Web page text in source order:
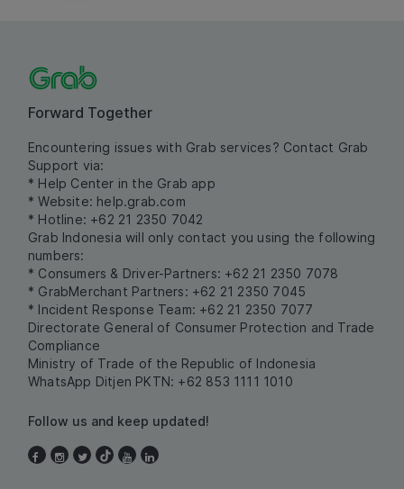
Forward Together
Encountering issues with Grab services? Contact Grab
Support via:
* Help Center in the Grab app
* Website: help.grab.com
* Hotline: +62 21 2350 7042
Grab Indonesia will only contact you using the following
numbers:
* Consumers & Driver-Partners: +62 21 2350 7078
* GrabMerchant Partners: +62 21 2350 7045
* Incident Response Team: +62 21 2350 7077
Directorate General of Consumer Protection and Trade
Compliance
Ministry of Trade of the Republic of Indonesia
WhatsApp Ditjen PKTN: +62 853 1111 1010
Follow us and keep updated!